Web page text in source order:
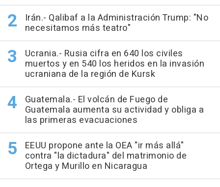
Irán.- Qalibaf a la Administración Trump: "No
necesitamos más teatro"
Ucrania.- Rusia cifra en 640 los civiles
muertos y en 540 los heridos en la invasión
ucraniana de la región de Kursk
Guatemala.- El volcán de Fuego de
Guatemala aumenta su actividad y obliga a
las primeras evacuaciones
EEUU propone ante la OEA "ir más allá"
contra "la dictadura" del matrimonio de
Ortega y Murillo en Nicaragua